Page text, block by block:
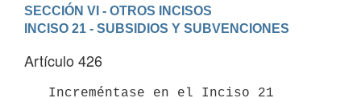
SECCIÓN VI - OTROS INCISOS
INCISO 21 - SUBSIDIOS Y SUBVENCIONES
Artículo 426